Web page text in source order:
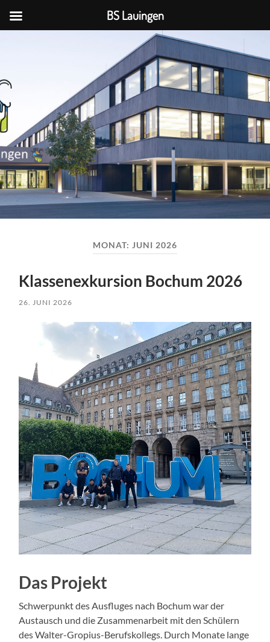
BS
MONAT: JUNI 2026
Klassenexkursion Bochum 2026
26. JUNI 2026
Das Projekt
Schwerpunkt des Ausfluges nach Bochum war der
Austausch und die Zusammenarbeit mit den Schülern
des Walter-Gropius-Berufskollegs. Durch Monate lange
BS Lauingen